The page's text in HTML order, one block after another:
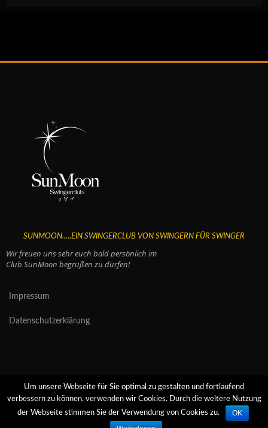
SUNMOON.....EIN SWINGERCLUB VON SWINGERN FÜR SWINGER
Wir freuen uns sehr euch bald persönlich im
Club SunMoon begrüßen zu dürfen!
Impressum
Datenschutzerklärung
Copyright 2018 SunMoon All Rights Reserved
Um unsere Webseite für Sie optimal zu gestalten und fortlaufend
verbessern zu können, verwenden wir Cookies. Durch die weitere Nutzung
der Webseite stimmen Sie der Verwendung von Cookies zu.
OK